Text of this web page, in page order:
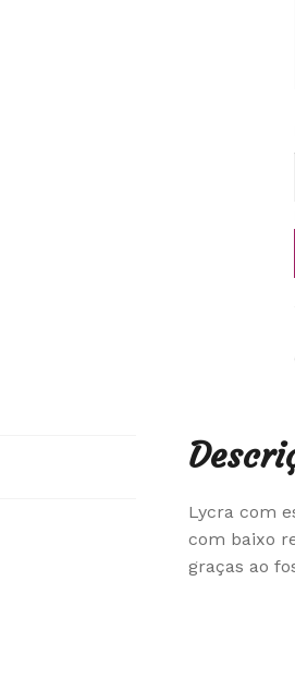
Lycra com
com baixo
graças ao